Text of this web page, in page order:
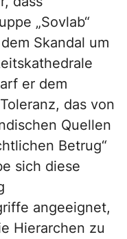
„Sovlab“
Skandal um
er dem
das von
Quellen
Betrug“
sich diese
angeeignet,
Hierarchen zu